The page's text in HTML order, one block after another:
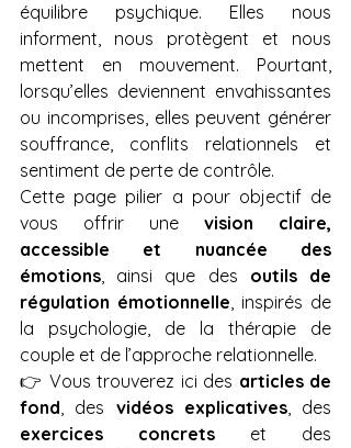
équilibre psychique. Elles nous
informent, nous protègent et nous
mettent en mouvement. Pourtant,
lorsqu’elles deviennent envahissantes
ou incomprises, elles peuvent générer
souffrance, conflits relationnels et
sentiment de perte de contrôle.
Cette page pilier a pour objectif de
vous offrir une vision claire,
accessible et nuancée des
émotions, ainsi que des outils de
régulation émotionnelle, inspirés de
la psychologie, de la thérapie de
couple et de l’approche relationnelle.
👉 Vous trouverez ici des articles de
fond, des vidéos explicatives
exercices concrets